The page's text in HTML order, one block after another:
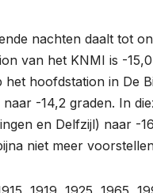
nachten daalt tot
van het KNMI is -15,0
hoofdstation in De
-14,2 graden. In
en Delfzijl) naar -
niet meer